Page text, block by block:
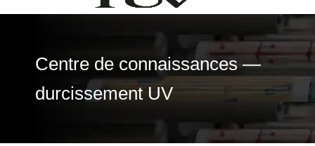
Centre de connaissances —
durcissement UV